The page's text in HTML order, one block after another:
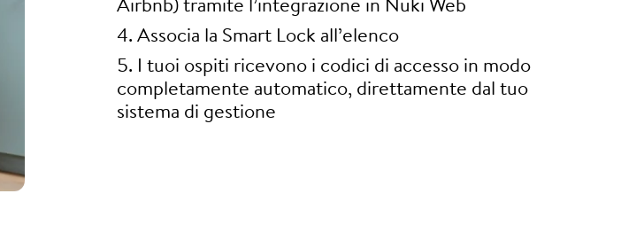
Associa la Smart Lock all’elenco
I tuoi ospiti ricevono i codici di accesso in modo
completamente automatico, direttamente dal tuo
sistema di gestione